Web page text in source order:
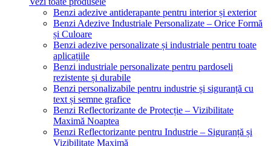
Benzi adezive antiderapante pentru interior și exterior
Benzi Adezive Industriale Personalizate – Orice Formă
și Culoare
Benzi adezive personalizate și industriale pentru toate
aplicațiile
Benzi industriale personalizate pentru pardoseli
rezistente și durabile
Benzi personalizabile pentru industrie și siguranță cu
text și semne grafice
Benzi Reflectorizante de Protecție – Vizibilitate
Maximă Noaptea
Benzi Reflectorizante pentru Industrie – Siguranță și
Vizibilitate Maximă